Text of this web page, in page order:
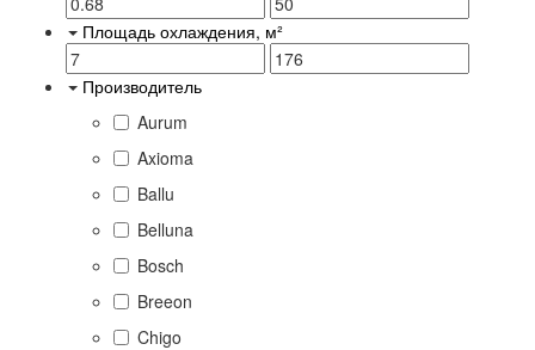
Площадь охлаждения, м²
Производитель
Aurum
Axioma
Ballu
Belluna
Bosch
Breeon
Chigo